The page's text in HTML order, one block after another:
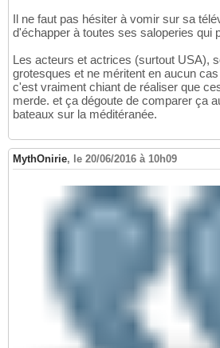
Il ne faut pas hésiter à vomir sur sa
d'échapper à toutes ses saloperies qui
Les acteurs et actrices (surtout USA),
grotesques et ne méritent en aucun
c'est vraiment chiant de réaliser que
merde. et ça dégoute de comparer ça
bateaux sur la méditéranée.
MythOnirie, le 20/06/2016 à 10h09